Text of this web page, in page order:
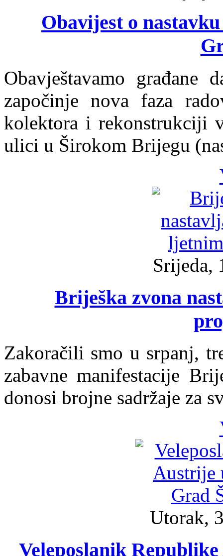
Obavijest o
Obavještavamo
započinje nova faza
kolektora i rekonstrukciji
ulici u Širokom Brijegu
Srijeda,
Briješka zvona
Zakoračili smo u srpanj,
zabavne manifestacije
donosi brojne sadržaje za
Utorak,
Veleposlanik